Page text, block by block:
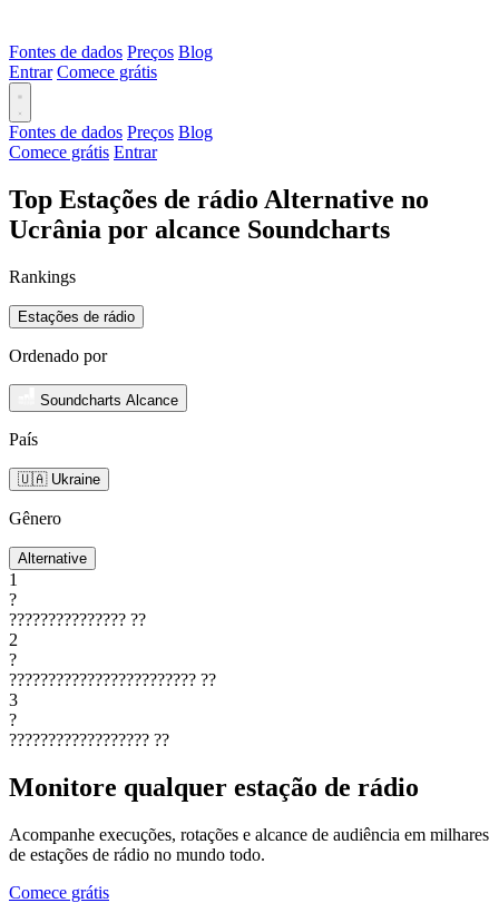
Fontes de dados Preços Blog
Entrar Comece grátis
Fontes de dados Preços Blog
Comece grátis Entrar
Top Estações de rádio Alternative no
Ucrânia por alcance Soundcharts
Rankings
Estações de rádio
Ordenado por
Soundcharts Alcance
País
🇺🇦 Ukraine
Gênero
Alternative
1
?
??????????????? ??
2
?
???????????????????????? ??
3
?
?????????????????? ??
Monitore qualquer estação de rádio
Acompanhe execuções, rotações e alcance de audiência em milhares
de estações de rádio no mundo todo.
Comece grátis